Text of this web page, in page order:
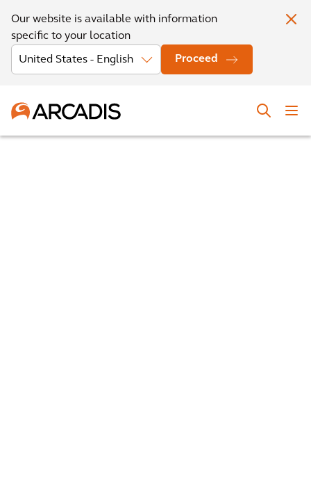
Our website is available with information
specific to your location
Proceed